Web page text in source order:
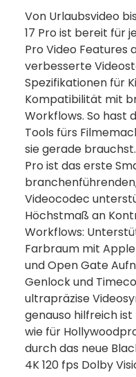
Von Urlaubsvideo
17 Pro ist bereit für
Pro Video Features
verbesserte
Spezifikationen für
Kompatibilität mit
Workflows. So hast
Tools fürs
sie gerade brauchst.
Pro ist das erste
Videocodec
Höchst­maß an
Workflows:
Farbraum mit
und Open Gate
Genlock und
ultrapräzise
genauso hilfreich
wie für
durch das neue
4K 120 fps Dolby